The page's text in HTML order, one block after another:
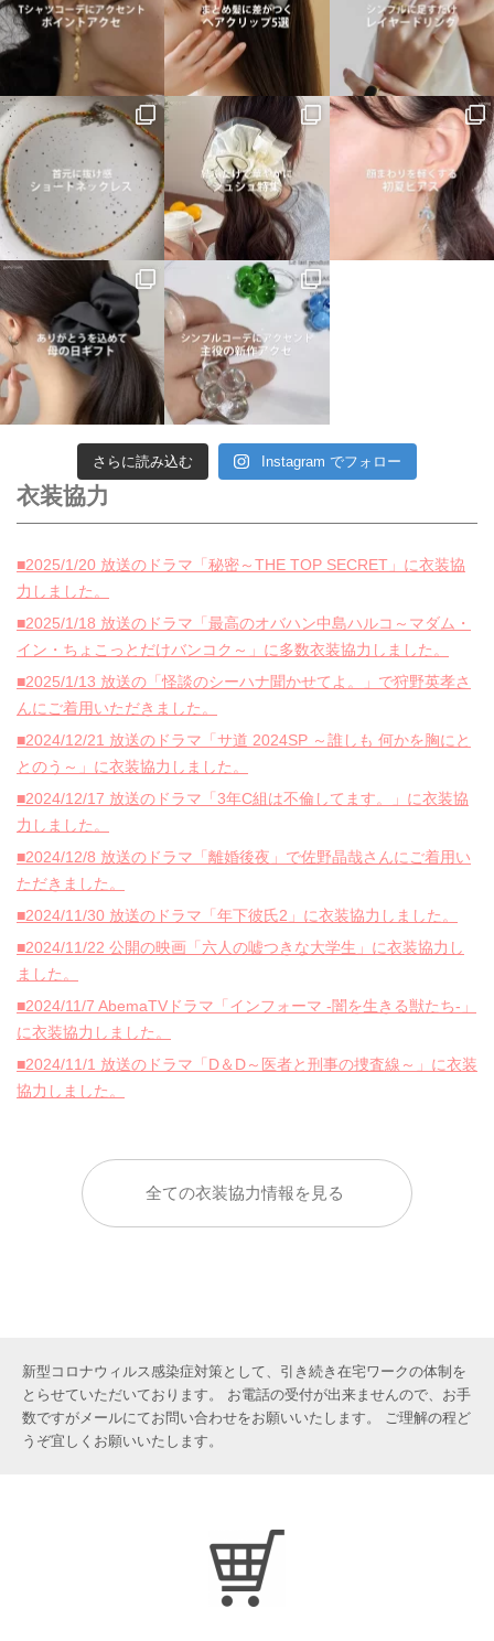
さらに読み込む Instagram でフォロー
衣装協力
■2025/1/20 放送のドラマ「秘密～THE TOP SECRET」に衣装協
力しました。
■2025/1/18 放送のドラマ「最高のオバハン中島ハルコ～マダム・
イン・ちょこっとだけバンコク～」に多数衣装協力しました。
■2025/1/13 放送の「怪談のシーハナ聞かせてよ。」で狩野英孝さ
んにご着用いただきました。
■2024/12/21 放送のドラマ「サ道 2024SP ～誰しも 何かを胸にと
とのう～」に衣装協力しました。
■2024/12/17 放送のドラマ「3年C組は不倫してます。」に衣装協
力しました。
■2024/12/8 放送のドラマ「離婚後夜」で佐野晶哉さんにご着用い
ただきました。
■2024/11/30 放送のドラマ「年下彼氏2」に衣装協力しました。
■2024/11/22 公開の映画「六人の嘘つきな大学生」に衣装協力し
ました。
■2024/11/7 AbemaTVドラマ「インフォーマ -闇を生きる獣たち-」
に衣装協力しました。
■2024/11/1 放送のドラマ「D＆D～医者と刑事の捜査線～」に衣装
協力しました。
全ての衣装協力情報を見る
新型コロナウィルス感染症対策として、引き続き在宅ワークの体制を
とらせていただいております。 お電話の受付が出来ませんので、お手
数ですがメールにてお問い合わせをお願いいたします。 ご理解の程ど
うぞ宜しくお願いいたします。